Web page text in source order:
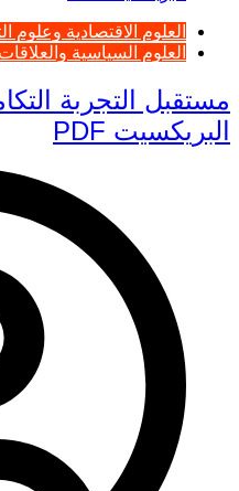
العلوم الاقتصادية وعلوم
العلوم السياسية
مستقبل التجربة
البريكسيت PDF